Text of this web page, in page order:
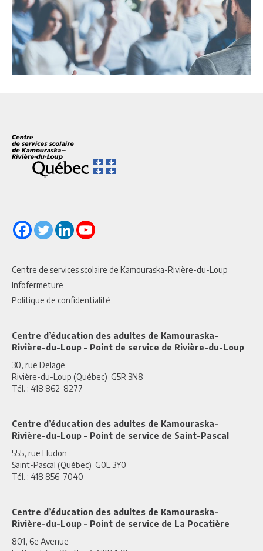
Centre de services scolaire de Kamouraska-Rivière-du-Loup
Infofermeture
Politique de confidentialité
Centre d’éducation des adultes de Kamouraska-
Rivière-du-Loup – Point de service de Rivière-du-Loup
30, rue Delage
Rivière-du-Loup (Québec) G5R 3N8
Tél. : 418 862-8277
Centre d’éducation des adultes de Kamouraska-
Rivière-du-Loup – Point de service de Saint-Pascal
555, rue Hudon
Saint-Pascal (Québec) G0L 3Y0
Tél. : 418 856-7040
Centre d’éducation des adultes de Kamouraska-
Rivière-du-Loup – Point de service de La Pocatière
801, 6e Avenue